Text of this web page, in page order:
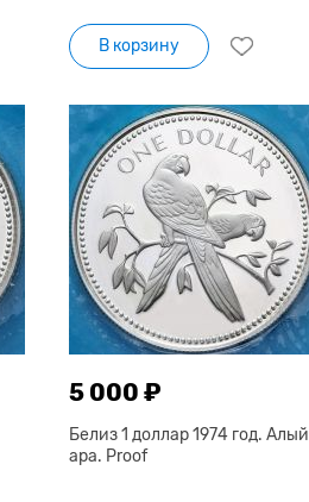
В корзину
5 000 ₽
Белиз 1 доллар 1974 год. Алый
ара. Proof